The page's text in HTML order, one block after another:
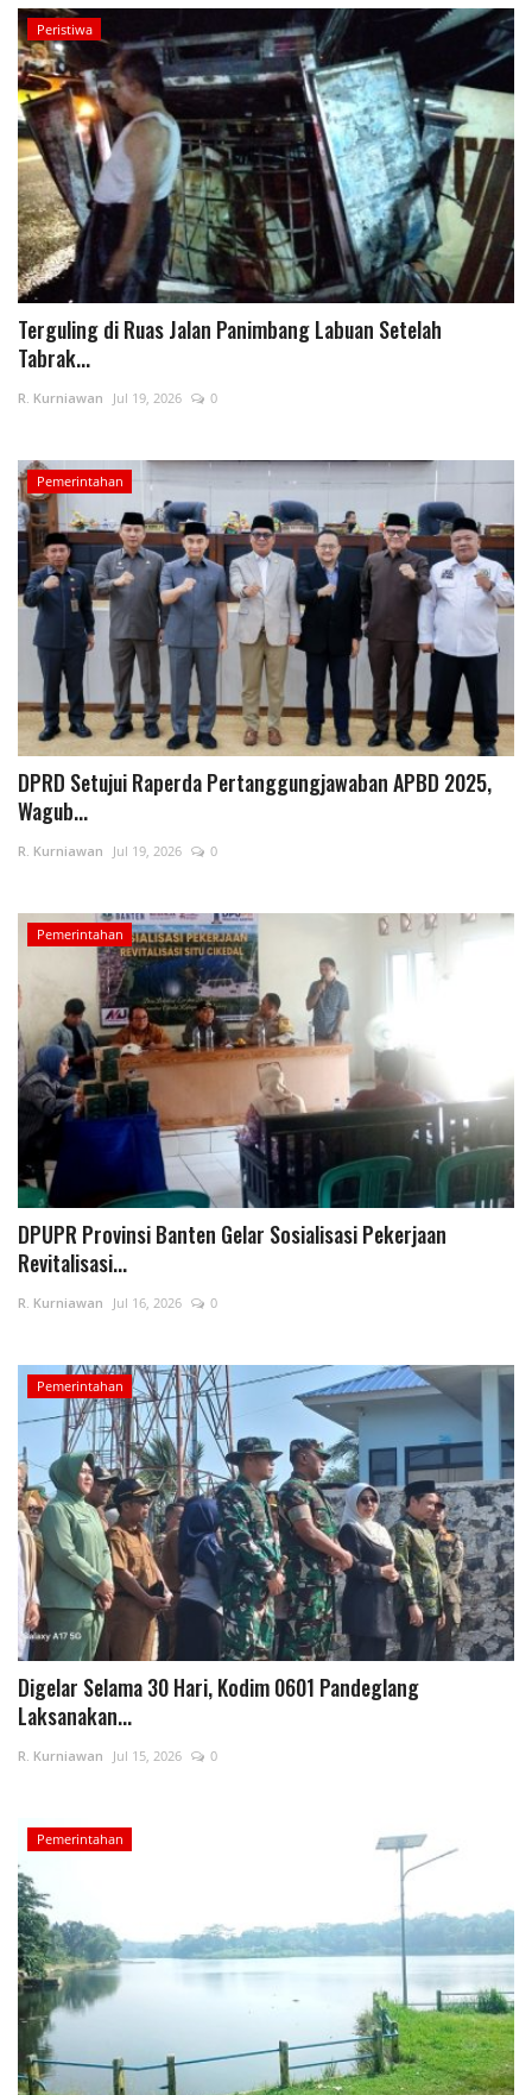
Peristiwa
Terguling di Ruas Jalan Panimbang Labuan Setelah
Tabrak...
R. Kurniawan Jul 19, 2026 0
Pemerintahan
DPRD Setujui Raperda Pertanggungjawaban APBD 2025,
Wagub...
R. Kurniawan Jul 19, 2026 0
Pemerintahan
DPUPR Provinsi Banten Gelar Sosialisasi Pekerjaan
Revitalisasi...
R. Kurniawan Jul 16, 2026 0
Pemerintahan
Digelar Selama 30 Hari, Kodim 0601 Pandeglang
Laksanakan...
R. Kurniawan Jul 15, 2026 0
Pemerintahan